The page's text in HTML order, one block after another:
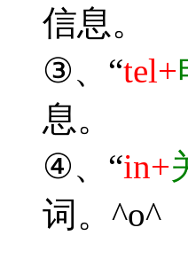
信息。
③、“tel+
息。
④、“in+
词。^o^